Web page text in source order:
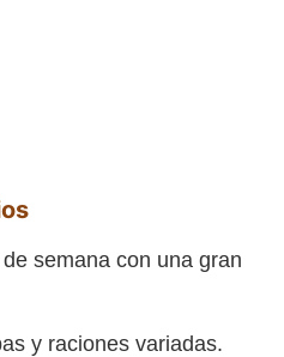
semana con una gran
y raciones variadas.